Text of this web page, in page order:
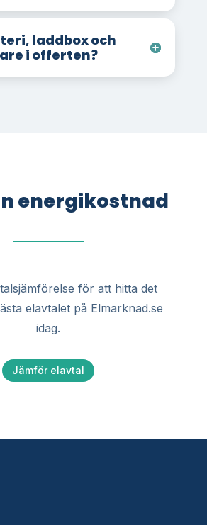
laddbox och
i offerten?
energikostnad
för att hitta det
elavtalet på Elmarknad.se
idag.
Jämför elavtal